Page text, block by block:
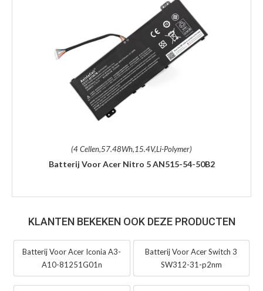
(4 Cellen,57.48Wh,15.4V,Li-Polymer)
Batterij Voor Acer Nitro 5 AN515-54-50B2
KLANTEN BEKEKEN OOK DEZE PRODUCTEN
Batterij Voor Acer Iconia A3-
A10-81251G01n
Batterij Voor Acer Switch 3
SW312-31-p2nm